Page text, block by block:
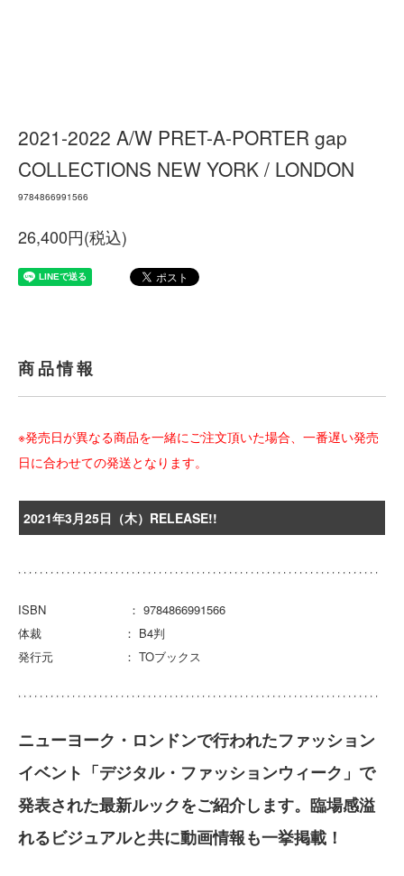
2021-2022 A/W PRET-A-PORTER gap
COLLECTIONS NEW YORK / LONDON
9784866991566
26,400円(税込)
商品情報
※発売日が異なる商品を一緒にご注文頂いた場合、一番遅い発売
日に合わせての発送となります。
2021年3月25日（木）RELEASE!!
ISBN ： 9784866991566
体裁 ： B4判
発行元 ： TOブックス
ニューヨーク・ロンドンで行われたファッション
イベント「デジタル・ファッションウィーク」で
発表された最新ルックをご紹介します。臨場感溢
れるビジュアルと共に動画情報も一挙掲載！